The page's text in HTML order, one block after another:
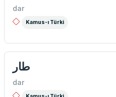
dar
Kamus-ı Türki
طار
dar